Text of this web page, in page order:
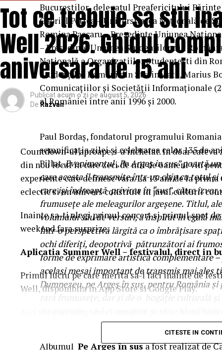
Bucureștilor- delegatul Preafericitului
Gabriel Petrea – Universitatea Națională de
Romina Pascaru – Președinte Uniunea
– Președinte Uniunea Studenților din
Națională a Organizațiilor Studențești din
Studenților Români din Străinătate, Marius
Comunicațiilor și Societății Informaționale
al României între anii 1996 și 2000.
Paul Bordaș, fondatorul programului
semnificația zilei și celebrarea celor 135 de
Pillat.Evenimentul „Pe Argeș in sus” poartă
care acesta îl transmite într-un chip cu totul
care iși îndreaptă privirea în “sus”, către
frumusețe ale meleagurilor argeșene. Titlul,
volumului său de versuri, a inspirat în egală
Într-o perspectivă lărgită ca o îmbrățisare
ochi diferiți, deopotrivă pătrunzători ai
forme de exprimare artistică complementare
acelasi mesaj important de transmis mai ales
Dumnezeu, pe Argeș în sus, pentru România
rară frumusețe, dar și de o bogăție culturală
Albumul Pe Argeș în susa fost realizat de
Tot ce trebuie sa stii
Well 2026. Ghidul
aniversara de 15 ani
Publicat acum o zi pe august 5, 2026
De Razvan
Countdown-ul aproape s-a incheiat. In doar
din nou locul in care zeci de mii de oameni vin
experiente care definesc vara. La 15 ani de la
eclectic si un univers construit in jurul culturii
Inainte sa-ti alegi primul concert si primul spot
weekend fara surprize.
Aplicatia Summer Well – festivalul, direct in
Primul lucru pe care merita sa-l faci inainte de
Well, disponibila in App Store si Google Play.
activitatile de entertainment, informatiile utile si
CITESTE IN